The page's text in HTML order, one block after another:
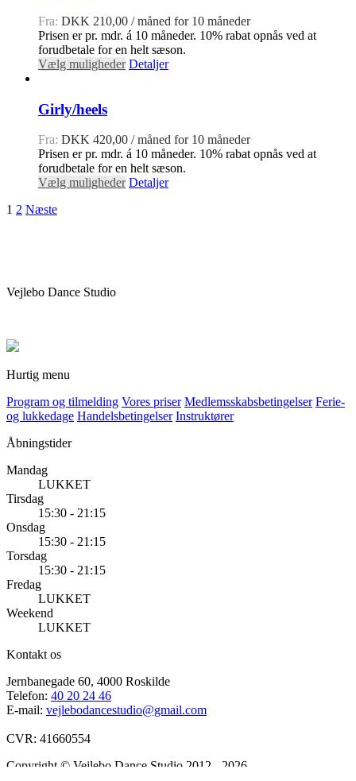
Fra: DKK 210,00 / måned for 10 måneder
Prisen er pr. mdr. á 10 måneder. 10% rabat opnås ved at
forudbetale for en helt sæson.
Vælg muligheder Detaljer
Girly/heels
Fra: DKK 420,00 / måned for 10 måneder
Prisen er pr. mdr. á 10 måneder. 10% rabat opnås ved at
forudbetale for en helt sæson.
Vælg muligheder Detaljer
1 2 Næste
Vejlebo Dance Studio
Hurtig menu
Program og tilmelding Vores priser Medlemsskabsbetingelser Ferie-
og lukkedage Handelsbetingelser Instruktører
Åbningstider
Mandag
LUKKET
Tirsdag
15:30 - 21:15
Onsdag
15:30 - 21:15
Torsdag
15:30 - 21:15
Fredag
LUKKET
Weekend
LUKKET
Kontakt os
Jernbanegade 60, 4000 Roskilde
Telefon: 40 20 24 46
E-mail: vejlebodancestudio@gmail.com
CVR: 41660554
Copyright © Vejlebo Dance Studio 2012 - 2026